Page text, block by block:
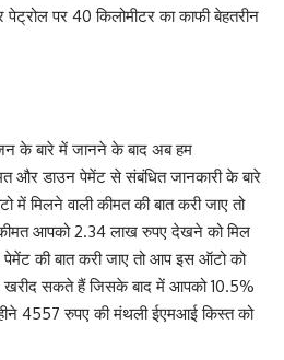
पेट्रोल पर 40 किलोमीटर का काफी बेहतरीन
के बारे में जानने के बाद अब हम
और डाउन पेमेंट से संबंधित जानकारी के बारे
मिलने वाली कीमत की बात करी जाए तो
आपको 2.34 लाख रुपए देखने को मिल
की बात करी जाए तो आप इस ऑटो को
सकते हैं जिसके बाद में आपको 10.5%
4557 रुपए की मंथली ईएमआई किस्त को